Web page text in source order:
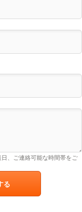
、ご連絡可能な時間帯をご
る